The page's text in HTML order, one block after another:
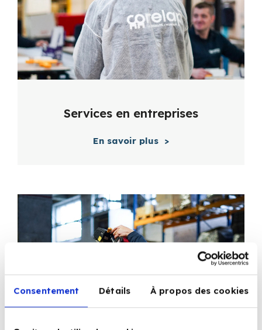
Consentement Détails À propos des cookies
Services en entreprises
En savoir plus >